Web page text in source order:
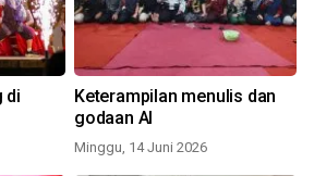
di
Keterampilan menulis dan
godaan AI
Minggu, 14 Juni 2026